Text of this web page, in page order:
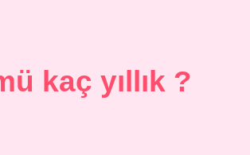
kaç yıllık ?